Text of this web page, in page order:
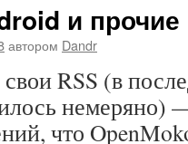
и
автором Dandr
свои RSS (в
немеряно)
что